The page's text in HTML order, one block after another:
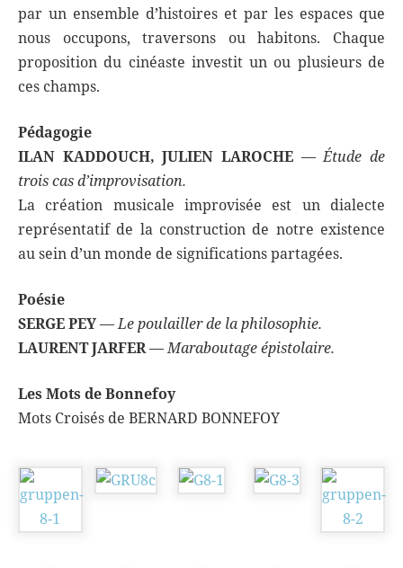
par un ensemble d’histoires et par les espaces que
nous occupons, traversons ou habitons. Chaque
proposition du cinéaste investit un ou plusieurs de
ces champs.
Pédagogie
ILAN KADDOUCH, JULIEN LAROCHE —Étude de
trois cas d’improvisation.
La création musicale improvisée est un dialecte
représentatif de la construction de notre existence
au sein d’un monde de significations partagées.
Poésie
SERGE PEY—Le poulailler de la philosophie.
LAURENT JARFER—Maraboutage épistolaire.
Les Mots de Bonnefoy
Mots Croisés de BERNARD BONNEFOY